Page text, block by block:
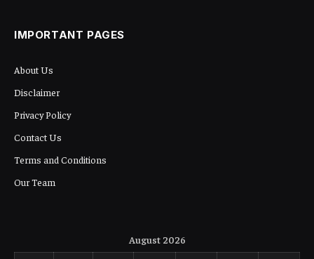
IMPORTANT PAGES
About Us
Disclaimer
Privacy Policy
Contact Us
Terms and Conditions
Our Team
August 2026